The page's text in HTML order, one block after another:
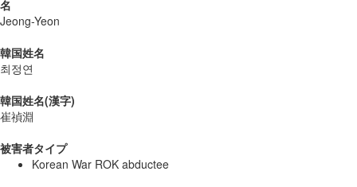
名
Jeong-Yeon
韓国姓名
최정연
韓国姓名(漢字)
崔禎淵
被害者タイプ
Korean War ROK abductee